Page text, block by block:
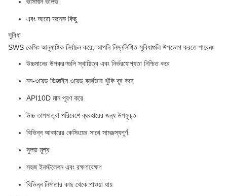
এবং আরো অনেক কিছু
সুবিধা
SWS কেসিং আনুষাঙ্গিক নির্বাচন করে, আপনি নিম্নলিখিত সুবিধাগুলি উপভোগ করতে পারেনঃ
উচ্চমানের উপকরণগুলি স্থায়িত্ব এবং নির্ভরযোগ্যতা নিশ্চিত করে
নন-ওয়েড ডিজাইন ওয়েড ব্যর্থতার ঝুঁকি দূর করে
API10D মান পূরণ করে
উচ্চ তাপমাত্রা পরিবেশে ব্যবহারের জন্য উপযুক্ত
বিভিন্ন আকারের কেসিংয়ের সাথে সামঞ্জস্যপূর্ণ
সুলভ মূল্য
সহজ ইনস্টলেশন এবং রক্ষণাবেক্ষণ
বিভিন্ন নির্মাতার কাছ থেকে পাওয়া যায়